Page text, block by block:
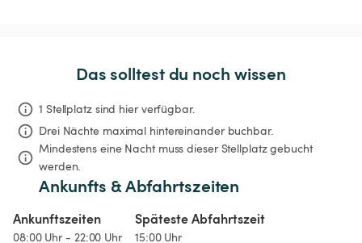
Das solltest du noch wissen
1 Stellplatz sind hier verfügbar.
Drei Nächte maximal hintereinander buchbar.
Mindestens eine Nacht muss dieser Stellplatz gebucht
werden.
Ankunfts & Abfahrtszeiten
Ankunftszeiten
08:00 Uhr - 22:00 Uhr
Späteste Abfahrtszeit
15:00 Uhr